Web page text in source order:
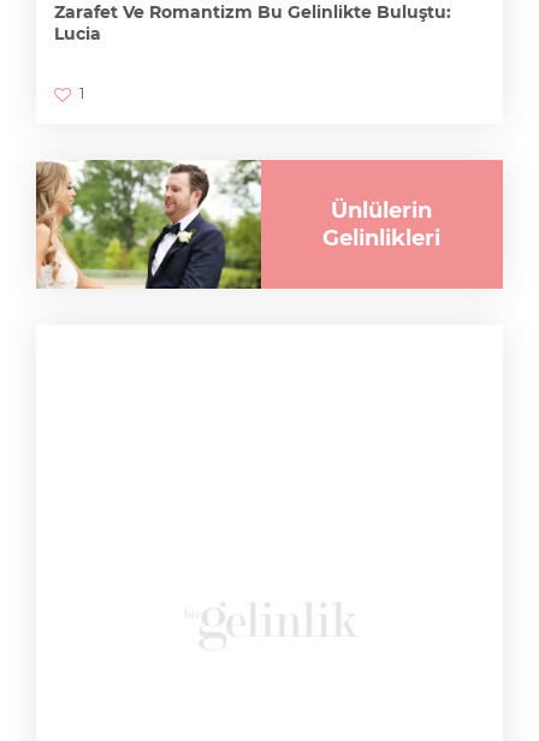
Zarafet Ve Romantizm Bu Gelinlikte Buluştu:
Lucia
1
Ünlülerin
Gelinlikleri